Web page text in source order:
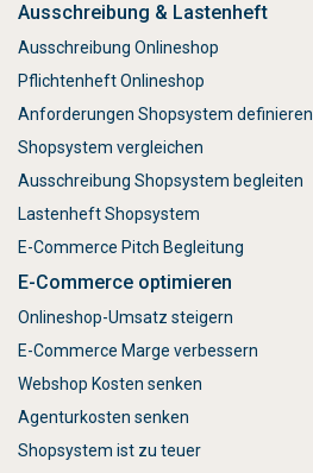
Ausschreibung & Lastenheft
Ausschreibung Onlineshop
Pflichtenheft Onlineshop
Anforderungen Shopsystem definieren
Shopsystem vergleichen
Ausschreibung Shopsystem begleiten
Lastenheft Shopsystem
E-Commerce Pitch Begleitung
E-Commerce optimieren
Onlineshop-Umsatz steigern
E-Commerce Marge verbessern
Webshop Kosten senken
Agenturkosten senken
Shopsystem ist zu teuer